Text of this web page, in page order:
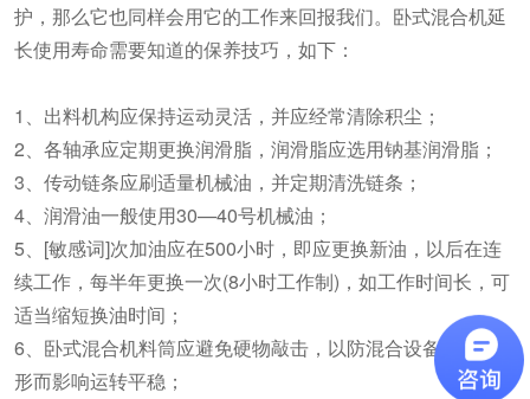
护，那么它也同样会用它的工作来回报我们。卧式混合机延
长使用寿命需要知道的保养技巧，如下：
1、出料机构应保持运动灵活，并应经常清除积尘；
2、各轴承应定期更换润滑脂，润滑脂应选用钠基润滑脂；
3、传动链条应刷适量机械油，并定期清洗链条；
4、润滑油一般使用30—40号机械油；
5、[敏感词]次加油应在500小时，即应更换新油，以后在连
续工作，每半年更换一次(8小时工作制)，如工作时间长，可
适当缩短换油时间；
6、卧式混合机料筒应避免硬物敲击，以防混合设备筒体变
形而影响运转平稳；